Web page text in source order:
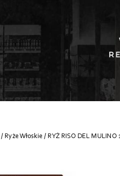
/ Ryże Włoskie / RYŻ RISO DEL MULINO